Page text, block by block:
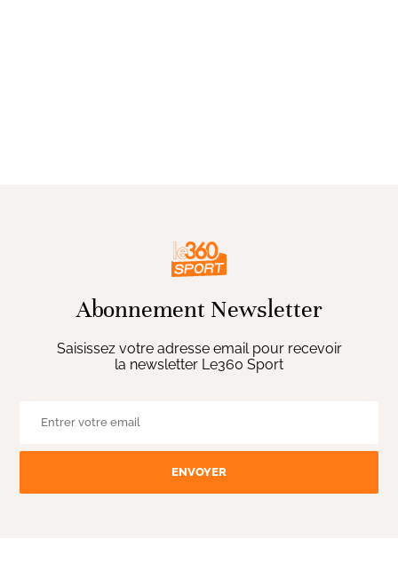
Abonnement Newsletter
Saisissez votre adresse email pour recevoir
la newsletter Le360 Sport
ENVOYER